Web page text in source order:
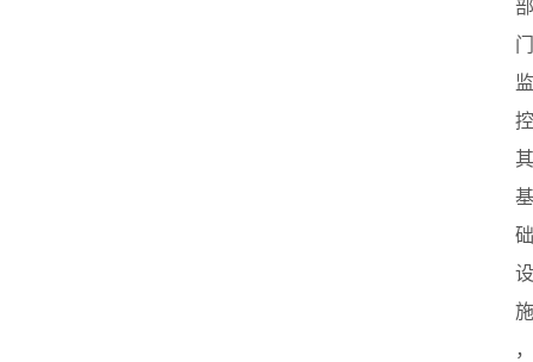
部
门
监
控
其
基
础
设
施
，